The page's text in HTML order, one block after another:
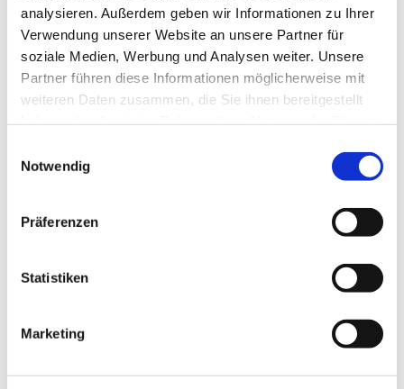
analysieren. Außerdem geben wir Informationen zu Ihrer
Verwendung unserer Website an unsere Partner für
soziale Medien, Werbung und Analysen weiter. Unsere
Partner führen diese Informationen möglicherweise mit
weiteren Daten zusammen, die Sie ihnen bereitgestellt
Notwendig
Präferenzen
Statistiken
MarketingDies könnte Sie auch